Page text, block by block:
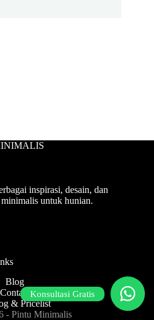
inspirasi, desain, dan
untuk hunian.
Blog
Contact
& Pricelist
- Pintu Minimalis
Konsultasi Gratis